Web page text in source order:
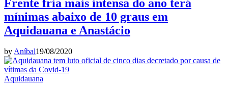
Frente fria mais intensa do ano terá
mínimas abaixo de 10 graus em
Aquidauana e Anastácio
byAníbal19/08/2020
Aquidauana